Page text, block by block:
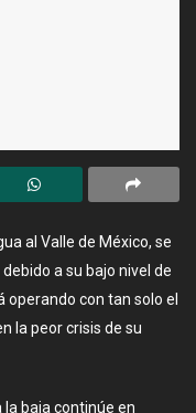
al Valle de México, se
a su bajo nivel de
con tan solo el
la peor crisis de su
baja continúe en